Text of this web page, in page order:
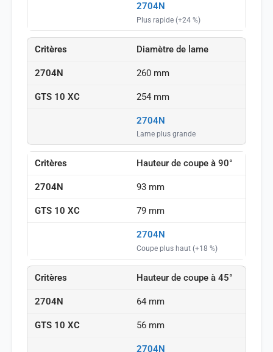
2704N
Plus rapide (+24 %)
Diamètre de lame
260 mm
254 mm
2704N
Lame plus grande
Hauteur de coupe à 90°
93 mm
79 mm
2704N
Coupe plus haut (+18 %)
Hauteur de coupe à 45°
64 mm
56 mm
2704N